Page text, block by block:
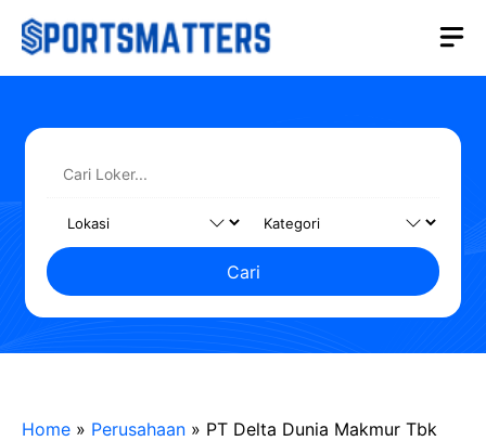
Langsung
Cari
Home » Perusahaan » PT Delta Dunia Makmur Tbk